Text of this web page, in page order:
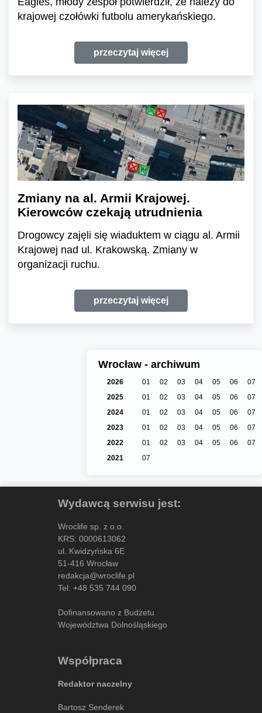
krajowej czołówki futbolu amerykańskiego.
przeczytaj więcej
Zmiany na al. Armii Krajowej.
Kierowców czekają utrudnienia
Drogowcy zajęli się wiaduktem w ciągu al. Armii
Krajowej nad ul. Krakowską. Zmiany w
organizacji ruchu.
przeczytaj więcej
Wrocław - archiwum
2026 01 02 03 04 05 06
07
2025
01 02 03 04 05 06
07
2024
01 02 03 04 05 06
07
2023
01 02 03 04 05 06
07
2022
01 02 03 04 05 06
07
2021
07
Wydawcą serwisu jest:
Wroclife sp. z o.o.
KRS: 0000613062
ul. Kwidzyńska 6E
51-416 Wrocław
redakcja@wroclife.pl
Tel: +48 535 744 090
Dofinansowano z Budżetu
Województwa Dolnośląskiego
Współpraca
Redaktor naczelny
Bartosz Senderek